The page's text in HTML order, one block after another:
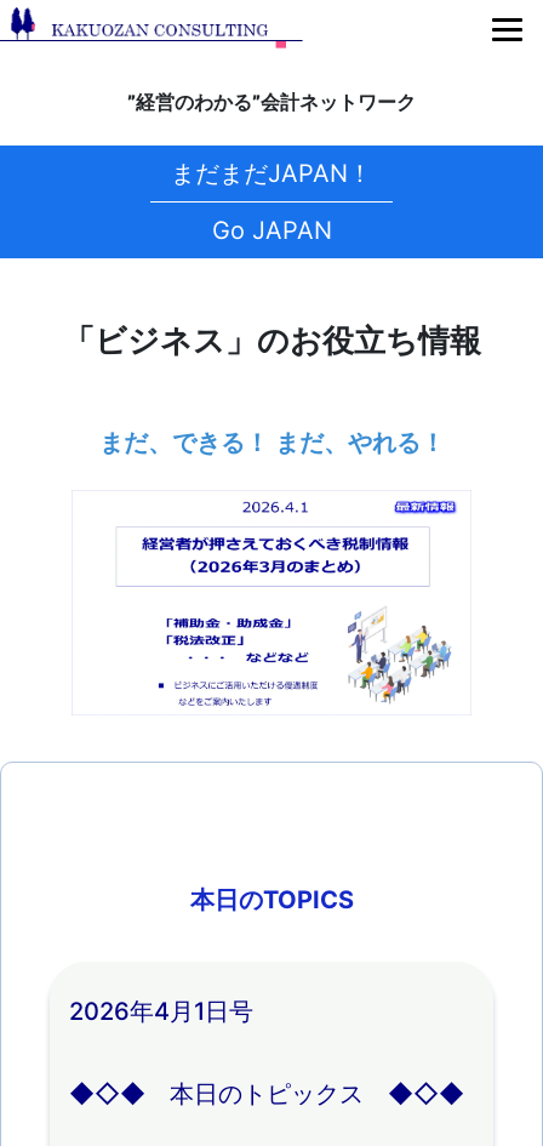
”経営のわかる”会計ネットワーク
まだまだJAPAN！
Go JAPAN
「ビジネス」のお役立ち情報
まだ、できる！ まだ、やれる！
本日のTOPICS
2026年4月1日号
◆◇◆ 本日のトピックス ◆◇◆